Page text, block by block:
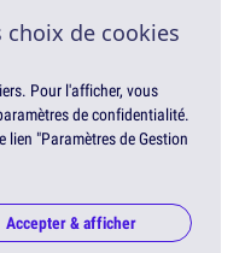
choix de cookies
Pour l'afficher, vous
de confidentialité.
"Paramètres de Gestion
Accepter & afficher